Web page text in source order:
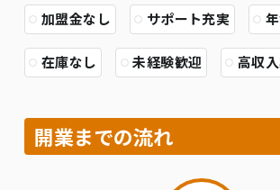
加盟金なし サポート充実
在庫なし 未経験歓迎 高収
開業までの流れ